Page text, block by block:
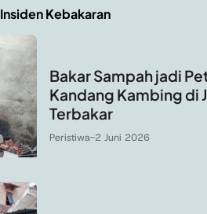
Insiden Kebakaran
Bakar Sampah jadi
Kandang Kambing
Terbakar
Peristiwa-2 Juni 2026